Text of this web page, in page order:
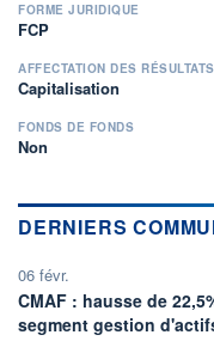
FORME JURIDIQUE
FCP
AFFECTATION DES RÉSULTATS
Capitalisation
FONDS DE FONDS
Non
DERNIERS
06 févr.
CMAF : hausse de
segment gestion